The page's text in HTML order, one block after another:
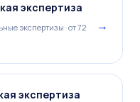
экспертиза
экспертизы · от 72
→
экспертиза